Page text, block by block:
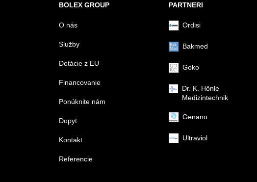
BOLEX GROUP
O nás
Služby
Dotácie z EU
Financovanie
Ponúknite nám
Dopyt
Kontakt
Referencie
PARTNERI
Ordisi
Bakmed
Goko
Dr. K. Hönle
Medizintechnik
Genano
Ultraviol